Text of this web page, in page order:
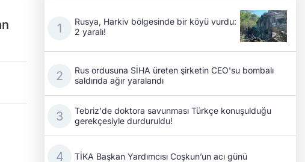
Rusya, Harkiv bölgesinde bir köyü vurdu:
2 yaralı!
Rus ordusuna SİHA üreten şirketin CEO'su bombalı
saldırıda ağır yaralandı
Tebriz'de doktora savunması Türkçe konuşulduğu
gerekçesiyle durduruldu!
TİKA Başkan Yardımcısı Coşkun’un acı günü